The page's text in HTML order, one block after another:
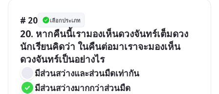
# 20 เลือกประเภท
20. หากคืนนี้เรามองเห็นดวงจันทร์เต็มดวง
นักเรียนคิดว่า ในคืนต่อมาเราจะมองเห็น
มีส่วนสว่างและส่วนมืดเท่ากัน
มีส่วนสว่างมากกว่าส่วนมืด